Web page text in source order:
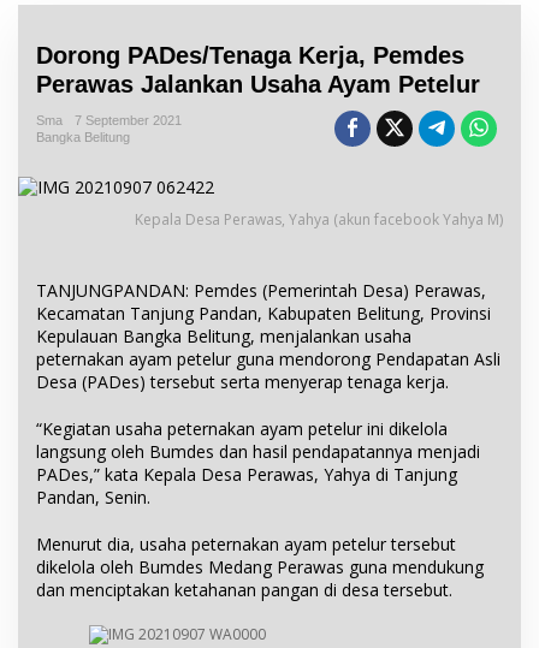
Dorong PADes/Tenaga Kerja, Pemdes
Perawas Jalankan Usaha Ayam Petelur
Sma
7 September 2021
Bangka Belitung
Kepala Desa Perawas, Yahya (akun facebook Yahya M)
TANJUNGPANDAN: Pemdes (Pemerintah Desa) Perawas,
Kecamatan Tanjung Pandan, Kabupaten Belitung, Provinsi
Kepulauan Bangka Belitung, menjalankan usaha
peternakan ayam petelur guna mendorong Pendapatan Asli
Desa (PADes) tersebut serta menyerap tenaga kerja.
“Kegiatan usaha peternakan ayam petelur ini dikelola
langsung oleh Bumdes dan hasil pendapatannya menjadi
PADes,” kata Kepala Desa Perawas, Yahya di Tanjung
Pandan, Senin.
Menurut dia, usaha peternakan ayam petelur tersebut
dikelola oleh Bumdes Medang Perawas guna mendukung
dan menciptakan ketahanan pangan di desa tersebut.